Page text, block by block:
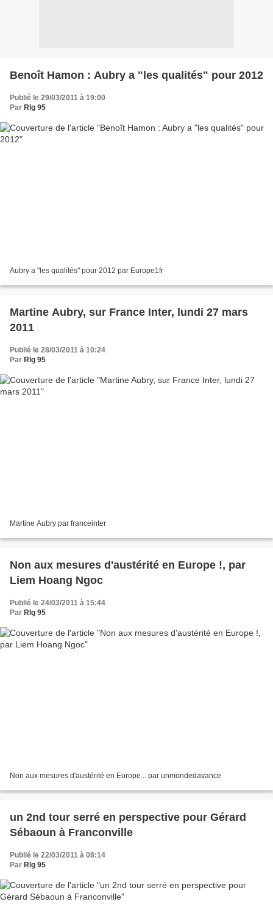
Benoît Hamon : Aubry a "les qualités" pour 2012
Publié le 29/03/2011 à 19:00
Par Rlg 95
Aubry a "les qualités" pour 2012 par Europe1fr
Martine Aubry, sur France Inter, lundi 27 mars
2011
Publié le 28/03/2011 à 10:24
Par Rlg 95
Martine Aubry par franceinter
Non aux mesures d'austérité en Europe !, par
Liem Hoang Ngoc
Publié le 24/03/2011 à 15:44
Par Rlg 95
Non aux mesures d'austérité en Europe... par unmondedavance
un 2nd tour serré en perspective pour Gérard
Sébaoun à Franconville
Publié le 22/03/2011 à 08:14
Par Rlg 95